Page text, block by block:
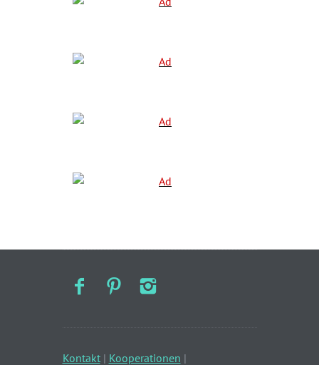
Kontakt| Kooperationen |